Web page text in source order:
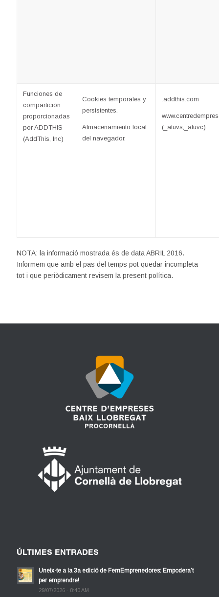
Funciones de
compartición
proporcionadas
por ADDTHIS
(AddThis, Inc)
Cookies temporales y
persistentes.
Almacenamiento local
del navegador.
.addthis.com
(_atuvs,_atuvc)
NOTA: la informació mostrada és de data ABRIL 2016.
Informem que amb el pas del temps pot quedar incompleta
tot i que periòdicament revisem la present política.
ÚLTIMES ENTRADES
Uneix-te a la 3a edició de FemEmprenedores: Empodera’t
per emprendre!
29/07/2026 - 8:40 AM